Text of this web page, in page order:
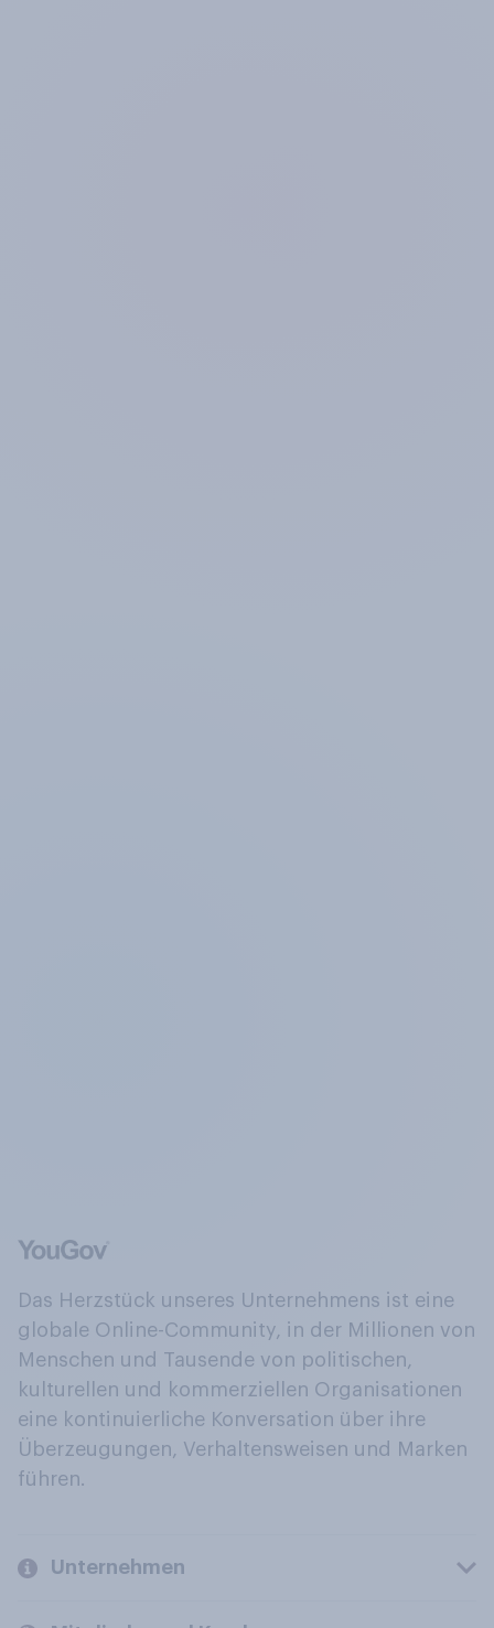
Das Herzstück unseres Unternehmens ist eine
globale Online-Community, in der Millionen von
Menschen und Tausende von politischen,
kulturellen und kommerziellen Organisationen
eine kontinuierliche Konversation über ihre
Überzeugungen, Verhaltensweisen und Marken
führen.
Unternehmen